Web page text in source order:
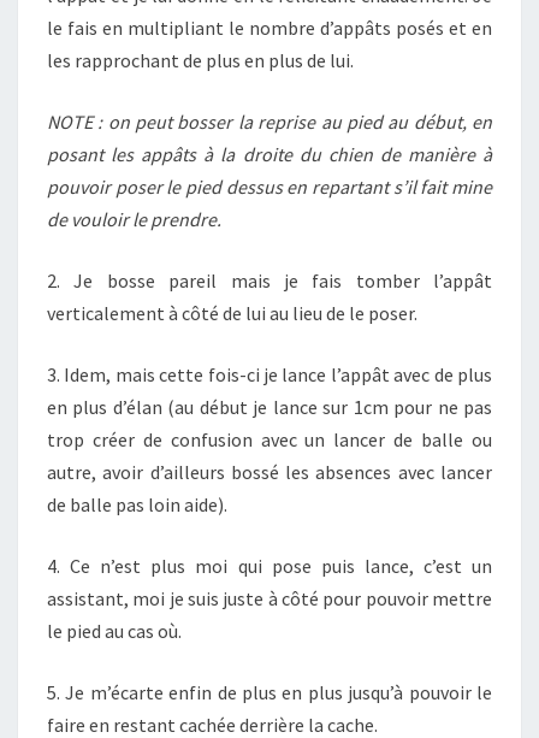
le fais en multipliant le nombre d’appâts posés et en
les rapprochant de plus en plus de lui.
NOTE : on peut bosser la reprise au pied au début, en
posant les appâts à la droite du chien de manière à
pouvoir poser le pied dessus en repartant s’il fait mine
de vouloir le prendre.
2. Je bosse pareil mais je fais tomber l’appât
verticalement à côté de lui au lieu de le poser.
3. Idem, mais cette fois-ci je lance l’appât avec de plus
en plus d’élan (au début je lance sur 1cm pour ne pas
trop créer de confusion avec un lancer de balle ou
autre, avoir d’ailleurs bossé les absences avec lancer
de balle pas loin aide).
4. Ce n’est plus moi qui pose puis lance, c’est un
assistant, moi je suis juste à côté pour pouvoir mettre
le pied au cas où.
5. Je m’écarte enfin de plus en plus jusqu’à pouvoir le
faire en restant cachée derrière la cache.